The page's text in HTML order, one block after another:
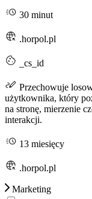
30 minut
.horpol.pl
_cs_id
Przechowuje
użytkownika, który
na stronę, mierzenie
interakcji.
13 miesięcy
.horpol.pl
Marketing